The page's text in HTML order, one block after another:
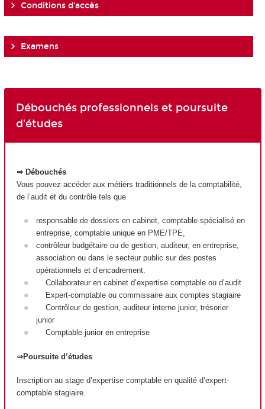
Conditions d'accès
Examens
Débouchés professionnels et poursuite
d'études
⇒ Débouchés
Vous pouvez accéder aux métiers traditionnels de la comptabilité,
de l’audit et du contrôle tels que
responsable de dossiers en cabinet, comptable spécialisé en
entreprise, comptable unique en PME/TPE,
contrôleur budgétaire ou de gestion, auditeur, en entreprise,
association ou dans le secteur public sur des postes
opérationnels et d’encadrement.
Collaborateur en cabinet d’expertise comptable ou d’audit
Expert-comptable ou commissaire aux comptes stagiaire
Contrôleur de gestion, auditeur interne junior, trésorier
junior
Comptable junior en entreprise
⇒Poursuite d’études
Inscription au stage d’expertise comptable en qualité d’expert-
comptable stagiaire.